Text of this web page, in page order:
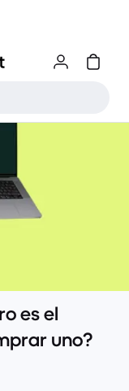
es el
uno?